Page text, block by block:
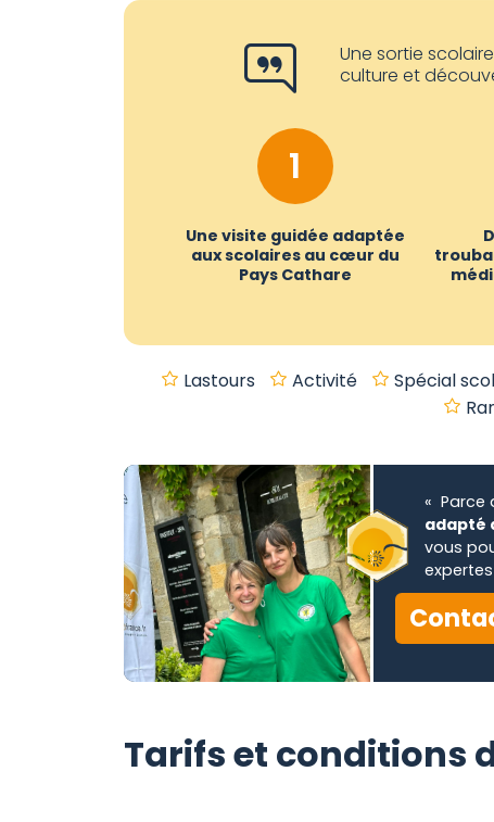
Une sortie
culture et
1
Une visite guidée adaptée
aux scolaires au cœur du
Pays Cathare
Lastours Activité Spécial
« Parce
adapté
vous
Tarifs et conditions